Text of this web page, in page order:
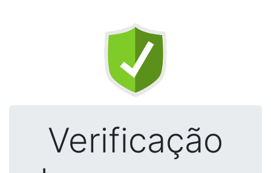
Verificação